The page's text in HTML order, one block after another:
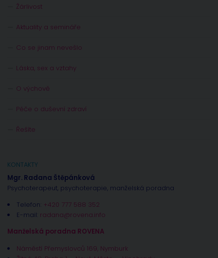
Žárlivost
Aktuality a semináře
Co se jinam nevešlo
Láska, sex a vztahy
O výchově
Péče o duševní zdraví
Řešíte
KONTAKTY
Mgr. Radana Štěpánková
Psychoterapeut, psychoterapie, manželská poradna
Telefon: +420 777 588 352
E-mail: radana@rovena.info
Manželská poradna ROVENA
Náměstí Přemyslovců 169, Nymburk